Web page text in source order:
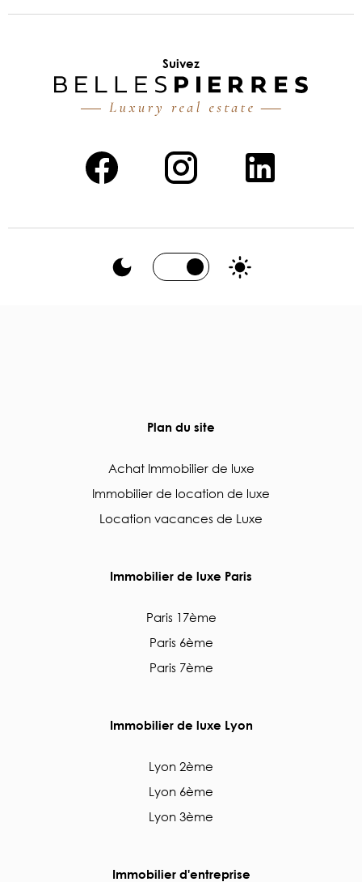
Suivez
Plan du site
Achat Immobilier de luxe
Immobilier de location de luxe
Location vacances de Luxe
Immobilier de luxe Paris
Paris 17ème
Paris 6ème
Paris 7ème
Immobilier de luxe Lyon
Lyon 2ème
Lyon 6ème
Lyon 3ème
Immobilier d'entreprise